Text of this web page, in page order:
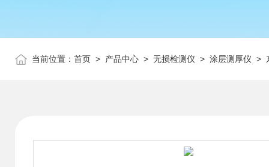
当前位置： 首页 > 产品中心 > 无损检测仪 > 涂层测厚仪 >